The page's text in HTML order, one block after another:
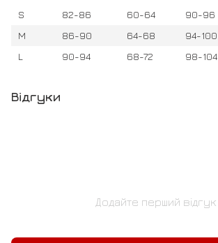
S 82-86 60-64 90-96
M
86-90 64-68 94-100
L
90-94 68-72 98-104
Відгуки
Додайте перший відгук